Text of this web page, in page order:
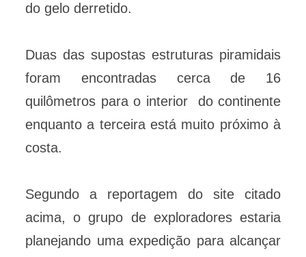
do gelo derretido.
Duas das supostas estruturas piramidais
foram encontradas cerca de 16
quilômetros para o interior do continente
enquanto a terceira está muito próximo à
costa.
Segundo a reportagem do site citado
acima, o grupo de exploradores estaria
planejando uma expedição para alcançar